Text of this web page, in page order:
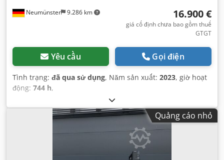
Neumünster 9.286 km 16.900 €
giá cố định chưa bao gồm thuế
GTGT
Yêu cầu Gọi điện
Tình trạng: đã qua sử dụng, Năm sản xuất: 2023, giờ hoạt
động: 744 h,
Quảng cáo nhỏ